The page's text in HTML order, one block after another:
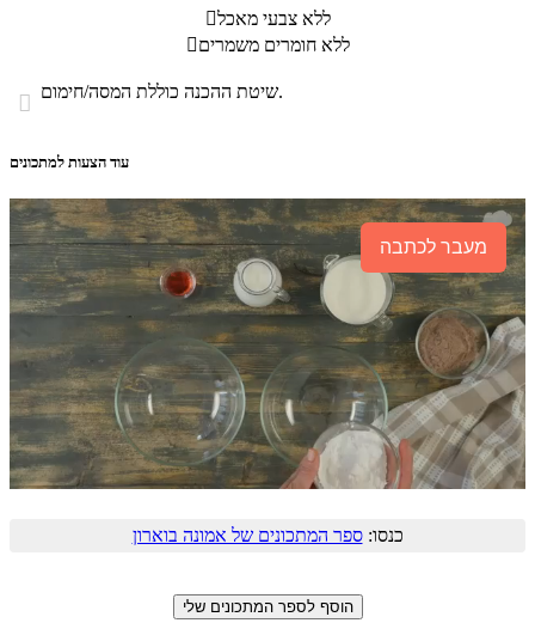
ללא צבעי מאכל
ללא חומרים משמרים
 שיטת ההכנה כוללת המסה/חימום.
עוד הצעות למתכונים
מעבר לכתבה
כנסו:ספר המתכונים של אמונה בוארון